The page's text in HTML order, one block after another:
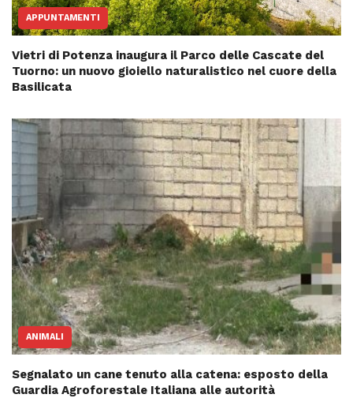
APPUNTAMENTI
Vietri di Potenza inaugura il Parco delle Cascate del
Tuorno: un nuovo gioiello naturalistico nel cuore della
Basilicata
ANIMALI
Segnalato un cane tenuto alla catena: esposto della
Guardia Agroforestale Italiana alle autorità